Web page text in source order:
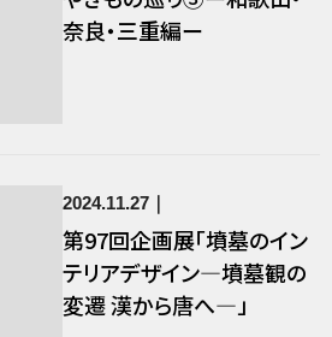
奈良・三重編ー
2024.11.27
第97回企画展「墳墓のイン
テリアデザイン―墳墓観の
変遷 漢から唐へ―」